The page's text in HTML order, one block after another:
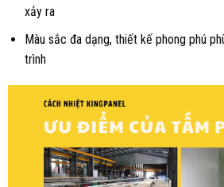
xảy ra
Màu sắc đa dạng, thiết kế phong phú
trình